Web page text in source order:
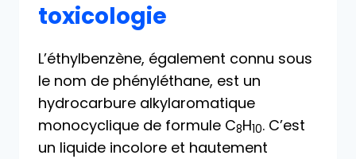
toxicologie
L’éthylbenzène, également connu sous
le nom de phényléthane, est un
hydrocarbure alkylaromatique
monocyclique de formule C8H10. C’est
un liquide incolore et hautement